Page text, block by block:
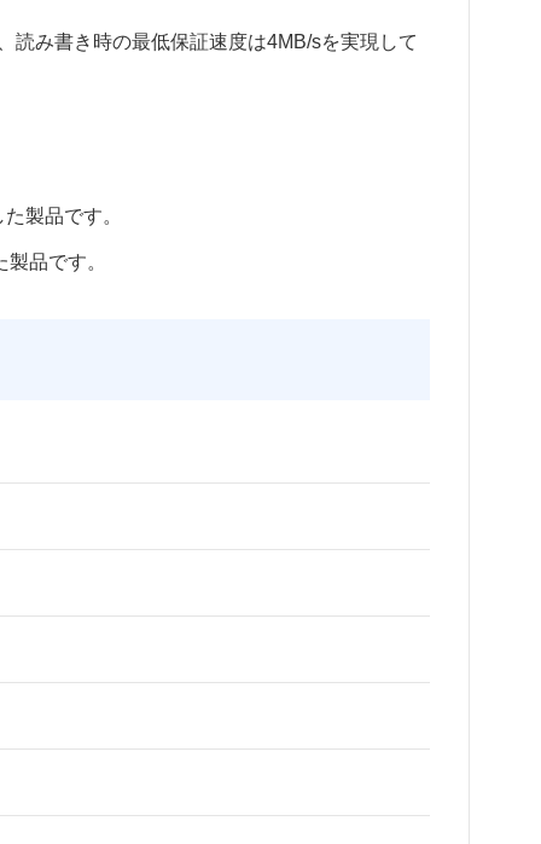
読み書き時の最低保証速度は4MB/sを実現して
製品です。
品です。